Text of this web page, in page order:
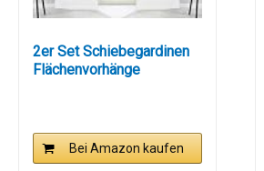
2er Set Schiebegardinen
Flächenvorhänge
Bei Amazon kaufen